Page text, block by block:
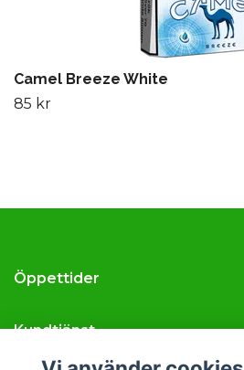
Camel Breeze White
85 kr
Öppettider
Kundtjänst